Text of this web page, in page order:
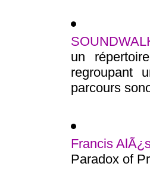
un
regroupant
parcours
Francis
Paradox of